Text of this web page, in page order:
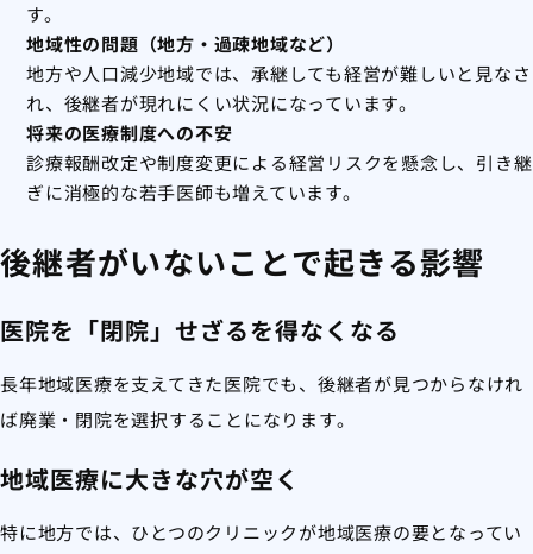
す。
地域性の問題（地方・過疎地域など）
地方や人口減少地域では、承継しても経営が難しいと見なさ
れ、後継者が現れにくい状況になっています。
将来の医療制度への不安
診療報酬改定や制度変更による経営リスクを懸念し、引き継
ぎに消極的な若手医師も増えています。
後継者がいないことで起きる影響
医院を「閉院」せざるを得なくなる
長年地域医療を支えてきた医院でも、後継者が見つからなけれ
ば廃業・閉院を選択することになります。
地域医療に大きな穴が空く
特に地方では、ひとつのクリニックが地域医療の要となってい